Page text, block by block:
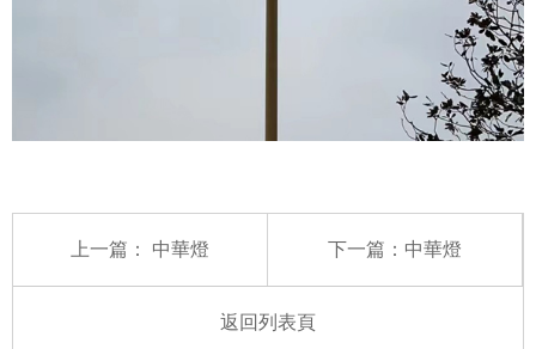
上一篇： 中華燈 下一篇： 中華燈
返回列表頁